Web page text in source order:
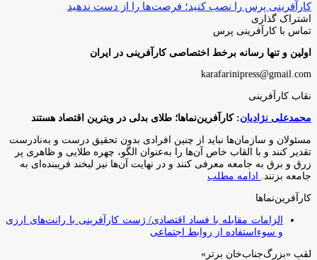
کارآفرینی پرس را نصب کنید؛ فرصت‌ها را از دست ندهید
اشتراک گذاری
فیس
توئیتر
لینکدین
واتس
تلگرام
اشتراک
از
ایمیل
چاپ
تماس با کارآفرینی پرس
اولین و تنها رسانه برخط اختصاصی کارآفرینی در ایران
karafarinipress@gmail.com
نقاب کارآفرینی
محمدعلی نژادیان: کارآفرین‌نماها؛ طلای بدلی در ویترین اقتصاد هستند
مسئولان و سازمان‌ها نباید از چنین افرادی بدون تحقیق درست و به‌نادرست
تقدیر کنند و با القاب خاص آ‌ن‌ها را به‌عنوان الگو، چهره طلایی و ظاهری پر
زرق و برق به جامعه معرفی کنند و در نهایت آن‌ها نیز لبخند فریبنده‌ای به
جامعه بزنند. ادامه مطلب
کارآفرین‌نماها
الزامات مقابله با فساد اقتصادی/ ژست کارآفرینی با رانت‌های ارزی
و سوءاستفاده از روابط اجتماعی
لقبِ «بزرگ‌جناب‌خان برتر»